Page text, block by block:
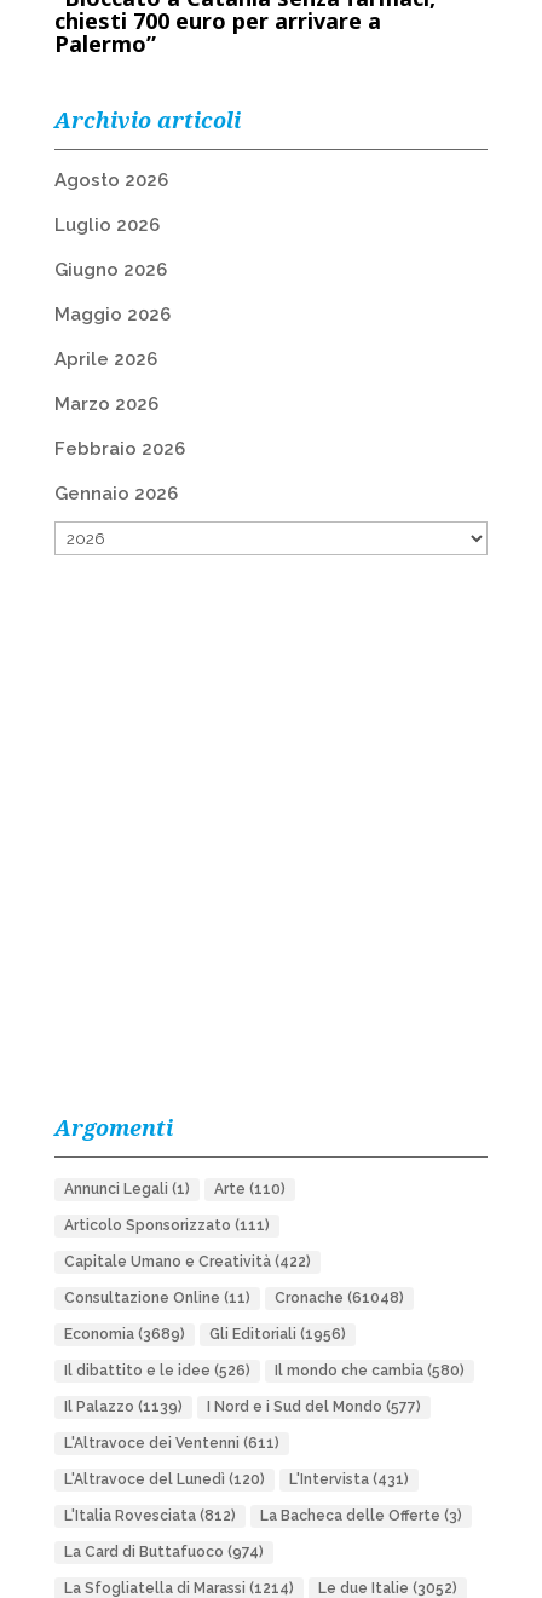
chiesti 700 euro per arrivare a
Palermo”
Archivio articoli
Agosto 2026
Luglio 2026
Giugno 2026
Maggio 2026
Aprile 2026
Marzo 2026
Febbraio 2026
Gennaio 2026
Argomenti
Annunci Legali (1) Arte (110)
Articolo Sponsorizzato (111)
Capitale Umano e Creatività(422)
Consultazione Online (11) Cronache (61048)
Economia(3689) Gli Editoriali (1956)
Il dibattito e le idee (526) Il mondo che cambia(580)
Il Palazzo (1139) I Nord e i Sud del Mondo (577)
L'Altravoce dei Ventenni (611)
L'Altravoce del Lunedì (120) L'Intervista(431)
L'Italia Rovesciata(812) La Bacheca delle Offerte (3)
La Card di Buttafuoco (974)
La Sfogliatella di Marassi (1214) Le due Italie (3052)